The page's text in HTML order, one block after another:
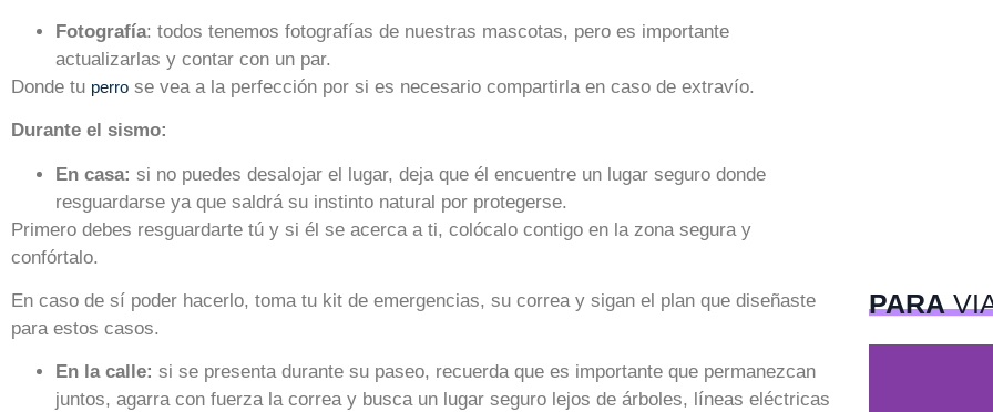
Fotografía: todos tenemos fotografías de nuestras mascotas, pero es importante
actualizarlas y contar con un par.
Donde tu perro se vea a la perfección por si es necesario compartirla en caso de extravío.
Durante el sismo:
En casa: si no puedes desalojar el lugar, deja que él encuentre un lugar seguro donde
resguardarse ya que saldrá su instinto natural por protegerse.
Primero debes resguardarte tú y si él se acerca a ti, colócalo contigo en la zona segura y
confórtalo.
En caso de sí poder hacerlo, toma tu kit de emergencias, su correa y sigan el plan que diseñaste
para estos casos.
En la calle: si se presenta durante su paseo, recuerda que es importante que permanezcan
juntos, agarra con fuerza la correa y busca un lugar seguro lejos de árboles, líneas eléctricas
PARA